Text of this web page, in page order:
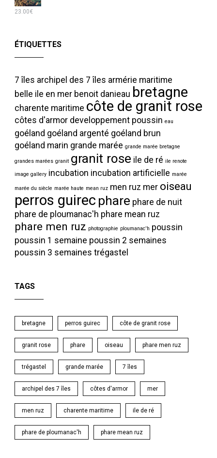
23.00€
ÉTIQUETTES
7 îles archipel des 7 îles armérie maritime
belle ile en mer benoit danieau bretagne
charente maritime côte de granit rose
côtes d'armor developpement poussin eau
goéland goéland argenté goéland brun
goéland marin grande marée grande marée bretagne
grandes marées granit granit rose ile de ré ile renote
image gallery incubation incubation artificielle marée
marée du siècle marée haute mean ruz men ruz mer oiseau
perros guirec phare phare de nuit
phare de ploumanac'h phare mean ruz
phare men ruz photographie ploumanac'h poussin
poussin 1 semaine poussin 2 semaines
poussin 3 semaines trégastel
TAGS
bretagne perros guirec côte de granit rose
granit rose phare oiseau phare men ruz
trégastel grande marée 7 îles
archipel des 7 îles côtes d'armor mer
men ruz charente maritime ile de ré
phare de ploumanac'h phare mean ruz